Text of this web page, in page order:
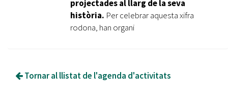
projectades al llarg de la seva
història. Per celebrar aquesta xifra
rodona, han organi
Tornar al llistat de l'agenda d'activitats